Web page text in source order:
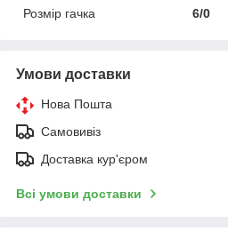
Розмір гачка
6/0
Умови доставки
Нова Пошта
Самовивіз
Доставка кур'єром
Всі умови доставки